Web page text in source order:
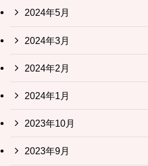
2024年5月
2024年3月
2024年2月
2024年1月
2023年10月
2023年9月